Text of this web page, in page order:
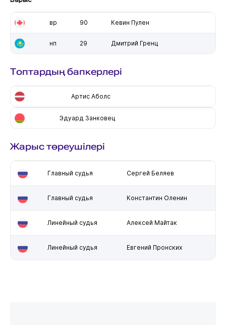
вр 90 Кевин Пулен
нп 29 Дмитрий Гренц
Топтардың бапкерлері
Артис Аболс
Эдуард Занковец
Жарыс төреушілері
Главный судья Сергей Беляев
Главный судья Константин Оленин
Линейный судья Алексей Майтак
Линейный судья Евгений Пронских